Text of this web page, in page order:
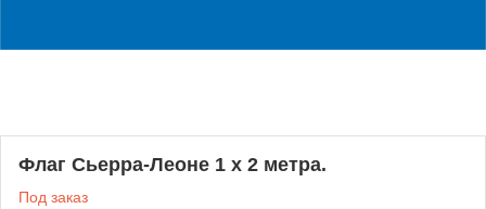
Флаг Сьерра-Леоне 1 х 2 метра.
Под заказ